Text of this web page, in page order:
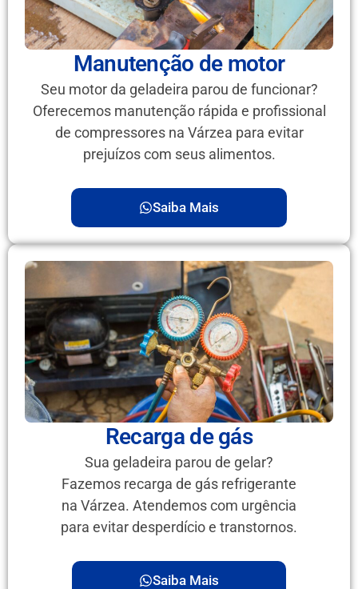
Manutenção de motor
Seu motor da geladeira parou de funcionar?
Oferecemos manutenção rápida e profissional
de compressores na Várzea para evitar
prejuízos com seus alimentos.
Saiba Mais
Recarga de gás
Sua geladeira parou de gelar?
Fazemos recarga de gás refrigerante
na Várzea. Atendemos com urgência
para evitar desperdício e transtornos.
Saiba Mais